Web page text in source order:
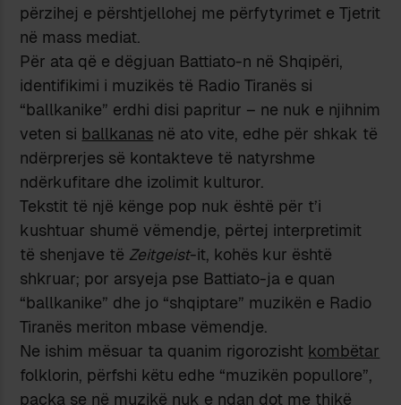
përzihej e përshtjellohej me përfytyrimet e Tjetrit
në mass mediat.
Për ata që e dëgjuan Battiato-n në Shqipëri,
identifikimi i muzikës të Radio Tiranës si
“ballkanike” erdhi disi papritur – ne nuk e njihnim
veten si ballkanas në ato vite, edhe për shkak të
ndërprerjes së kontakteve të natyrshme
ndërkufitare dhe izolimit kulturor.
Tekstit të një kënge pop nuk është për t’i
kushtuar shumë vëmendje, përtej interpretimit
të shenjave të Zeitgeist-it, kohës kur është
shkruar; por arsyeja pse Battiato-ja e quan
“ballkanike” dhe jo “shqiptare” muzikën e Radio
Tiranës meriton mbase vëmendje.
Ne ishim mësuar ta quanim rigorozisht kombëtar
folklorin, përfshi këtu edhe “muzikën popullore”,
paçka se në muzikë nuk e ndan dot me thikë